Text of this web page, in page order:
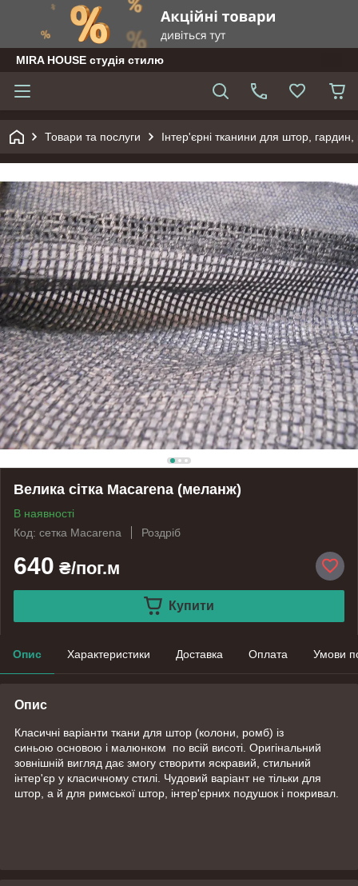
MIRA HOUSE студія стилю
Товари та послуги Інтер'єрні тканини для штор, гардин,
Велика сітка Macarena (меланж)
В наявності
Код: сетка Macarena
Роздріб
640 ₴/пог.м
Купити
Опис Характеристики Доставка Оплата Умови
Опис
Класичні варіанти ткани для штор (колони, ромб) із
синьою основою і малюнком по всій висоті. Оригінальний
зовнішній вигляд дає змогу створити яскравий, стильний
інтер'єр у класичному стилі. Чудовий варіант не тільки для
штор, а й для римської штор, інтер'єрних подушок і покривал.